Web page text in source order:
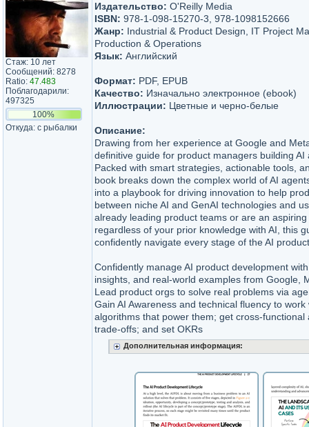
Стаж: 10 лет
Сообщений: 8278
Ratio: 47.483
Поблагодарили:
497325
100%
Откуда: с рыбалки
Издательство: O'Reilly Media
ISBN: 978-1-098-15270-3, 978-1098152666
Жанр: Industrial & Product Design, IT Project
Production & Operations
Язык: Английский
Формат: PDF, EPUB
Качество: Изначально электронное (ebook)
Иллюстрации: Цветные и черно-белые
Описание:
Drawing from her experience at Google and
definitive guide for product managers building
Packed with smart strategies, actionable tools,
book breaks down the complex world of AI
into a playbook for driving innovation to help
between niche AI and GenAI technologies and
already leading product teams or are an
regardless of your prior knowledge with AI, this
confidently navigate every stage of the AI
Confidently manage AI product development
insights, and real-world examples from Google,
Lead product orgs to solve real problems via
Gain AI Awareness and technical fluency to
algorithms that power them; get cross-
trade-offs; and set OKRs
Дополнительная информация: